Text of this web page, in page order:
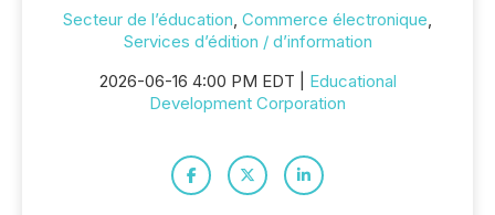
Secteur de l’éducation, Commerce électronique,
Services d’édition / d’information
2026-06-16 4:00 PM EDT | Educational
Development Corporation